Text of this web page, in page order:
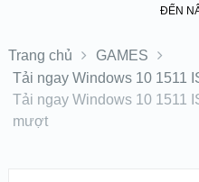
ĐẾN
Trang chủ
GAMES
Tải ngay Windows 10 1511
Tải ngay Windows 10 1511
mượt